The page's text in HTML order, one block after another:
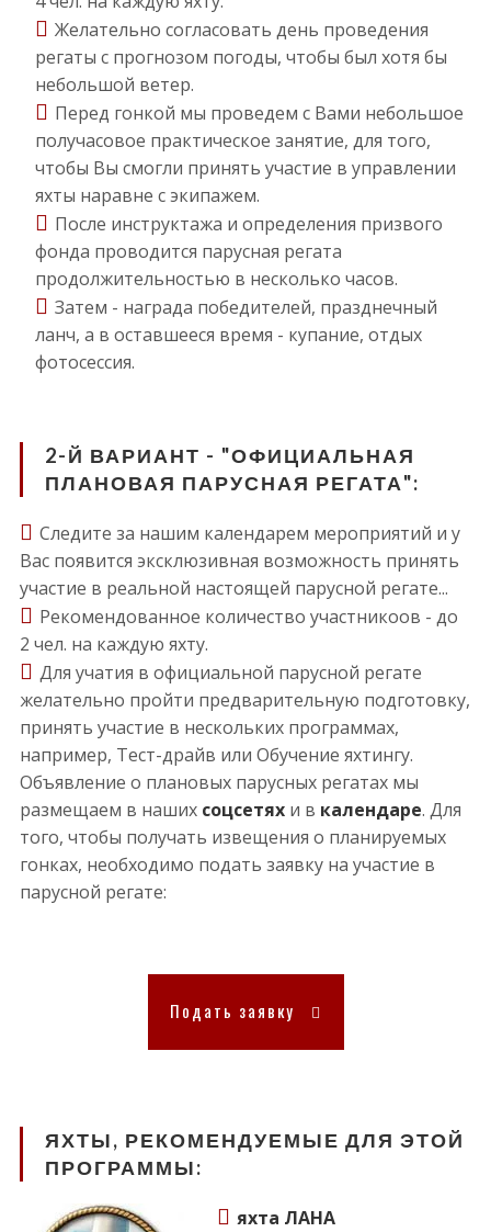
Желательно согласовать день проведения
регаты с прогнозом погоды, чтобы был хотя бы
небольшой ветер.
Перед гонкой мы проведем с Вами небольшое
получасовое практическое занятие, для того,
чтобы Вы смогли принять участие в управлении
яхты наравне с экипажем.
После инструктажа и определения призвого
фонда проводится парусная регата
продолжительностью в несколько часов.
Затем - награда победителей, празднечный
ланч, а в оставшееся время - купание, отдых
фотосессия.
2-Й ВАРИАНТ - "ОФИЦИАЛЬНАЯ
ПЛАНОВАЯ ПАРУСНАЯ РЕГАТА":
Следите за нашим календарем мероприятий и у
Вас появится эксклюзивная возможность принять
участие в реальной настоящей парусной регате...
Рекомендованное количество участникоов - до
2 чел. на каждую яхту.
Для учатия в официальной парусной регате
желательно пройти предварительную подготовку,
принять участие в нескольких программах,
например, Тест-драйв или Обучение яхтингу.
Объявление о плановых парусных регатах мы
размещаем в наших соцсетяхи в календаре. Для
того, чтобы получать извещения о планируемых
гонках, необходимо подать заявку на участие в
парусной регате:
Подать заявку
ЯХТЫ, РЕКОМЕНДУЕМЫЕ ДЛЯ ЭТОЙ
ПРОГРАММЫ:
яхта ЛАНА